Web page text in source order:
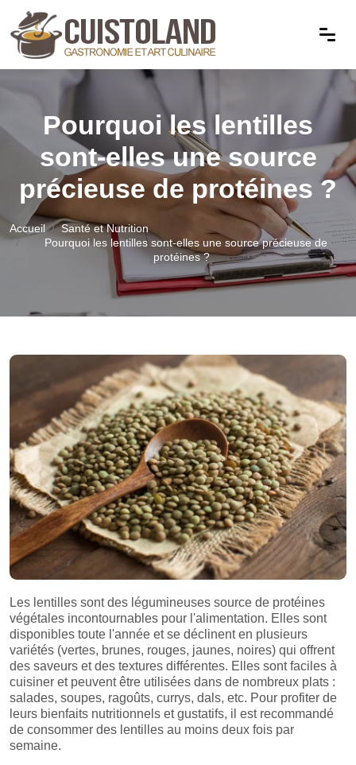
Pourquoi les lentilles
sont-elles une source
précieuse de protéines ?
Accueil
Santé et Nutrition
Pourquoi les lentilles sont-elles une source précieuse de
protéines ?
Les lentilles sont des légumineuses source de protéines
végétales incontournables pour l'alimentation. Elles sont
disponibles toute l'année et se déclinent en plusieurs
variétés (vertes, brunes, rouges, jaunes, noires) qui offrent
des saveurs et des textures différentes. Elles sont faciles à
cuisiner et peuvent être utilisées dans de nombreux plats :
salades, soupes, ragoûts, currys, dals, etc. Pour profiter de
leurs bienfaits nutritionnels et gustatifs, il est recommandé
de consommer des lentilles au moins deux fois par
semaine.